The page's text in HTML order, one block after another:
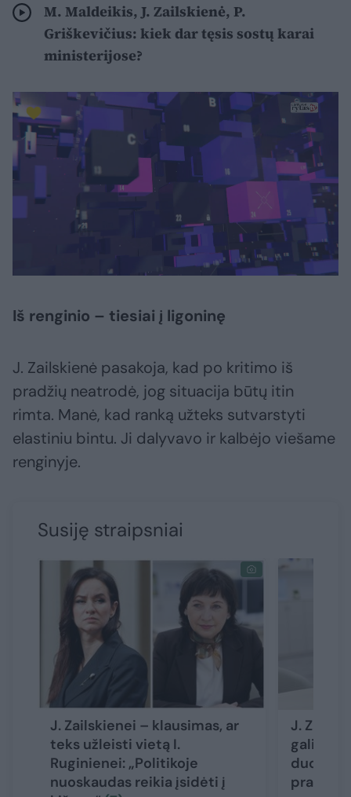
M. Maldeikis, J. Zailskienė, P.
Griškevičius: kiek dar tęsis sostų karai
ministerijose?
Iš renginio – tiesiai į ligoninę
J. Zailskienė pasakoja, kad po kritimo iš
pradžių neatrodė, jog situacija būtų itin
rimta. Manė, kad ranką užteks sutvarstyti
elastiniu bintu. Ji dalyvavo ir kalbėjo viešame
renginyje.
Susiję straipsniai
J. Zailskienei – klausimas, ar
teks užleisti vietą I.
Ruginienei: „Politikoje
nuoskaudas reikia įsidėti į
J.
galimo
pradėtų